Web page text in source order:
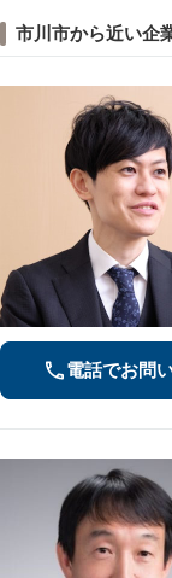
市川市から近い企
電話でお問